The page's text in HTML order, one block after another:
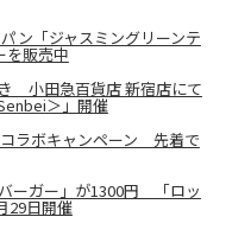
ン「ジャスミングリーンテ
を販売中
小田急百貨店 新宿店にて
＞」開催
ラボキャンペーン 先着で
ーガー」が1300円 「ロッ
29日開催